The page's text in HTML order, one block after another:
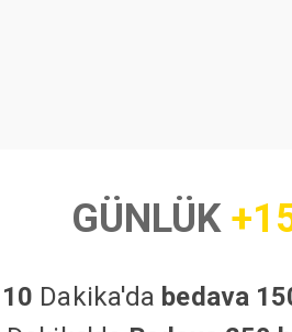
GÜNLÜK
10 Dakika'da bedava